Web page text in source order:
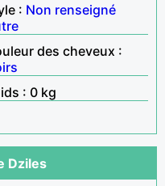
: Non renseigné
des cheveux :
: 0 kg
Dziles